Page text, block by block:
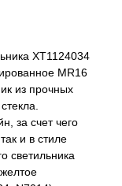
XT1124034
MR16
из прочных
за счет чего
и в стиле
светильника